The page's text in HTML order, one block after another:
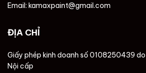
Email: kamaxpaint@gmail.com
ĐỊA CHỈ
Giấy phép kinh doanh số 0108250439 do
Nội cấp